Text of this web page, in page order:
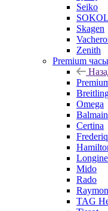
Seiko
Skagen
Zenith
Premium часы
Omega
Balmain
Certina
Mido
Rado
TAG